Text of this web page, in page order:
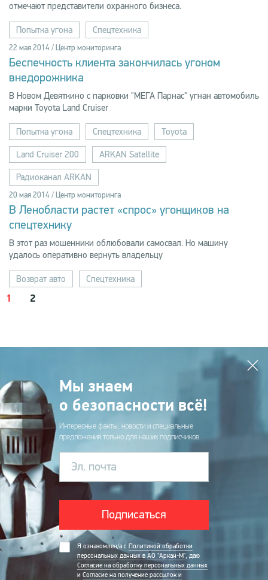
отмечают представители охранного бизнеса.
Попытка угона Спецтехника
22 мая 2014 / Центр мониторинга
Беспечность клиента закончилась угоном
внедорожника
В Новом Девяткино с парковки "МЕГА Парнас" угнан автомобиль
марки Toyota Land Cruiser
Попытка угона Спецтехника Toyota
Land Cruiser 200 ARKAN Satellite
Радиоканал ARKAN
20 мая 2014 / Центр мониторинга
В Ленобласти растет «спрос» угонщиков на
спецтехнику
В этот раз мошенники облюбовали самосвал. Но машину
удалось оперативно вернуть владельцу
Возврат авто Спецтехника
1 2
Мы знаем
о безопасности всё!
Интересные факты, новости и специальные
предложения только для наших подписчиков.
Эл. почта
Подписаться
Я ознакомлен/а с Политикой обработки
персональных данных в АО "Аркан-М", даю
Согласие на обработку персональных данных
и Согласие на получение рассылок и